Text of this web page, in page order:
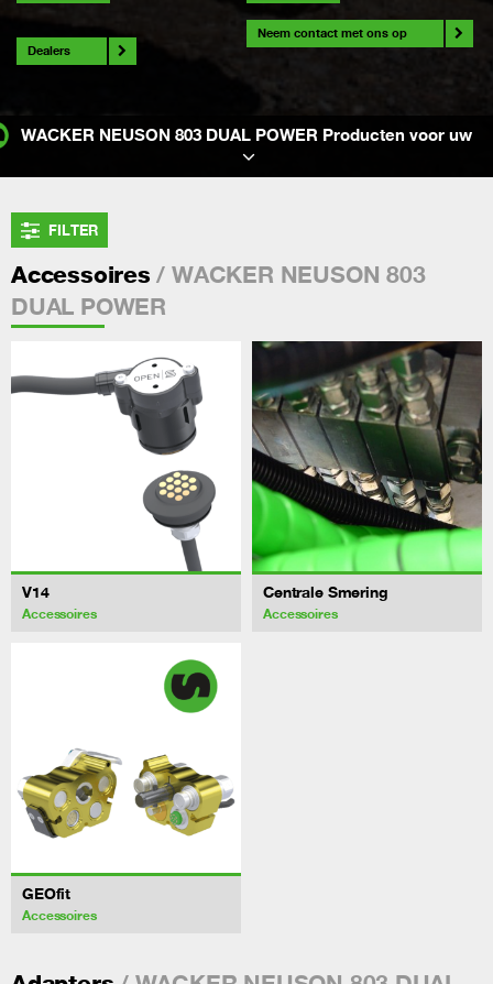
Dealers
Neem contact met ons op
FILTER
Accessoires / WACKER NEUSON 803
DUAL POWER
V14
Accessoires
Centrale Smering
Accessoires
GEOfit
Accessoires
WACKER NEUSON 803 DUAL POWER Producten voor uw